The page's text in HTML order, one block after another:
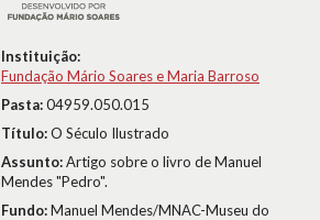
Instituição:
Fundação Mário Soares e Maria Barroso
Pasta:04959.050.015
Título:O Século Ilustrado
Assunto:Artigo sobre o livro de Manuel
Mendes "Pedro".
Fundo:Manuel Mendes/MNAC-Museu do